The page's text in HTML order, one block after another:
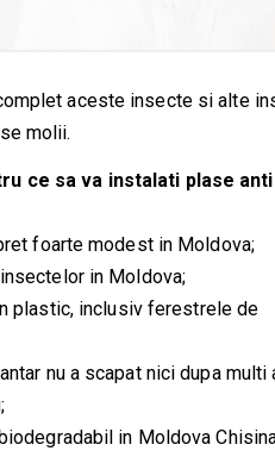
aceste insecte si alte
molii.
ce sa va instalati plase anti
foarte modest in Moldova;
in Moldova;
plastic, inclusiv ferestrele de
nu a scapat nici dupa multi
in Moldova